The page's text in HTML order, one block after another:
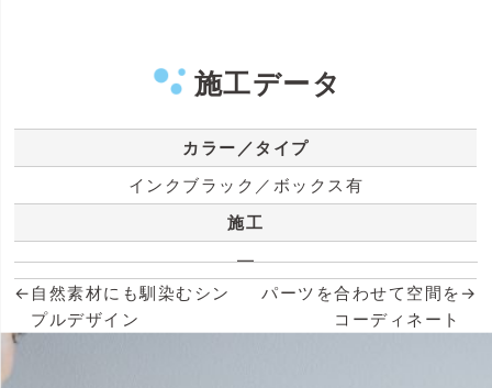
施工データ
カラー／タイプ
インクブラック／ボックス有
施工
―
投
稿
パーツを合わせて空間を
コーディネート
自然素材にも馴染むシン
プルデザイン